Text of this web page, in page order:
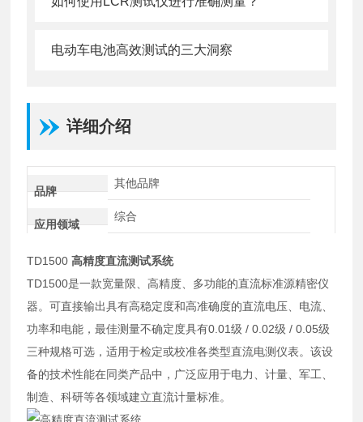
电动车电池高效测试的三大洞察
详细介绍
品牌
其他品牌
应用领域
综合
TD1500高精度直流测试系统
TD1500是一款宽量限、高精度、多功能的直流标准源精密仪
器。可直接输出具有高稳定度和高准确度的直流电压、电流、
功率和电能，最佳测量不确定度具有0.01级 / 0.02级 / 0.05级
三种规格可选，适用于检定或校准各类型直流电测仪表。该设
备的技术性能在同类产品中，广泛应用于电力、计量、军工、
制造、科研等各领域建立直流计量标准。